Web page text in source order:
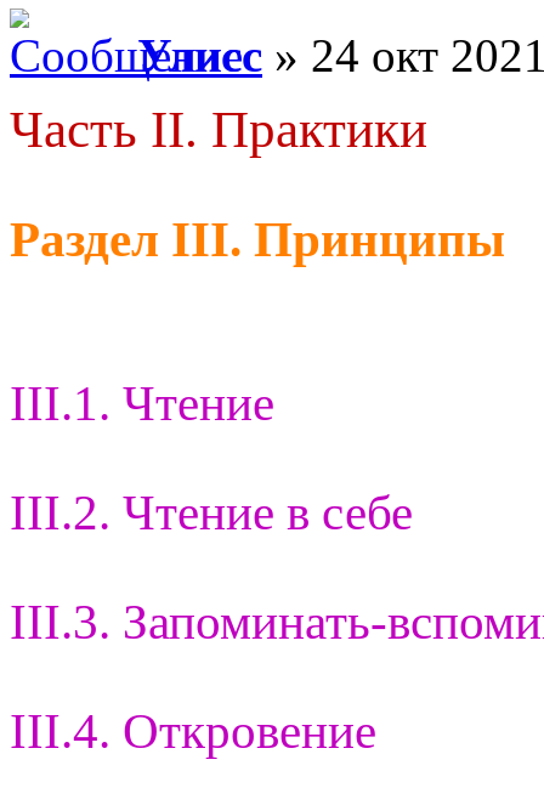
Улисс » 24 окт
Часть II. Практики
Раздел III. Принципы
III.1. Чтение
III.2. Чтение в себе
III.3. Запоминать-
III.4. Откровение